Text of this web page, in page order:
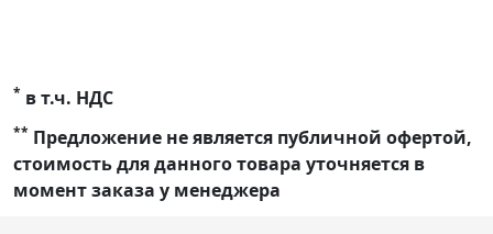
* в т.ч. НДС
** Предложение не является публичной офертой,
стоимость для данного товара уточняется в
момент заказа у менеджера